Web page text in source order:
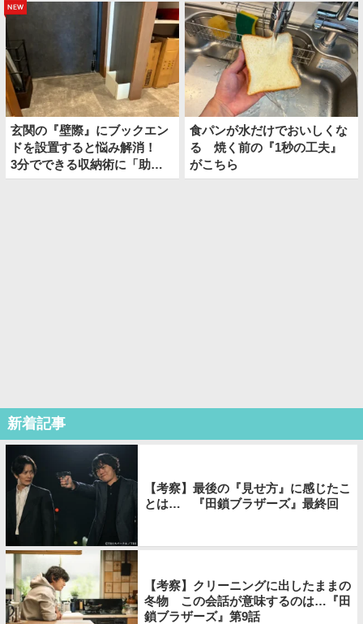
new
玄関の『壁際』にブックエン
ドを設置すると悩み解消！
3分でできる収納術に「助か
った！」
食パンが水だけでおいしくな
る 焼く前の『1秒の工夫』
がこちら
新着記事
【考察】最後の『見せ方』に感じたこ
とは… 『田鎖ブラザーズ』最終回
【考察】クリーニングに出したままの
冬物 この会話が意味するのは…『田
鎖ブラザーズ』第9話